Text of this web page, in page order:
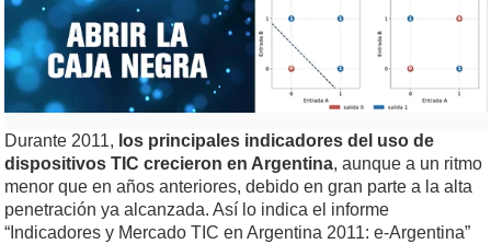
Durante 2011, los principales indicadores del uso de
dispositivos TIC crecieron en Argentina, aunque a un ritmo
menor que en años anteriores, debido en gran parte a la alta
penetración ya alcanzada. Así lo indica el informe
“Indicadores y Mercado TIC en Argentina 2011: e-Argentina”